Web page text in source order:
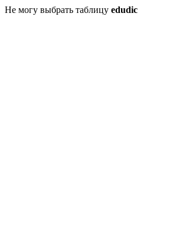
Не могу выбрать таблицу edudic